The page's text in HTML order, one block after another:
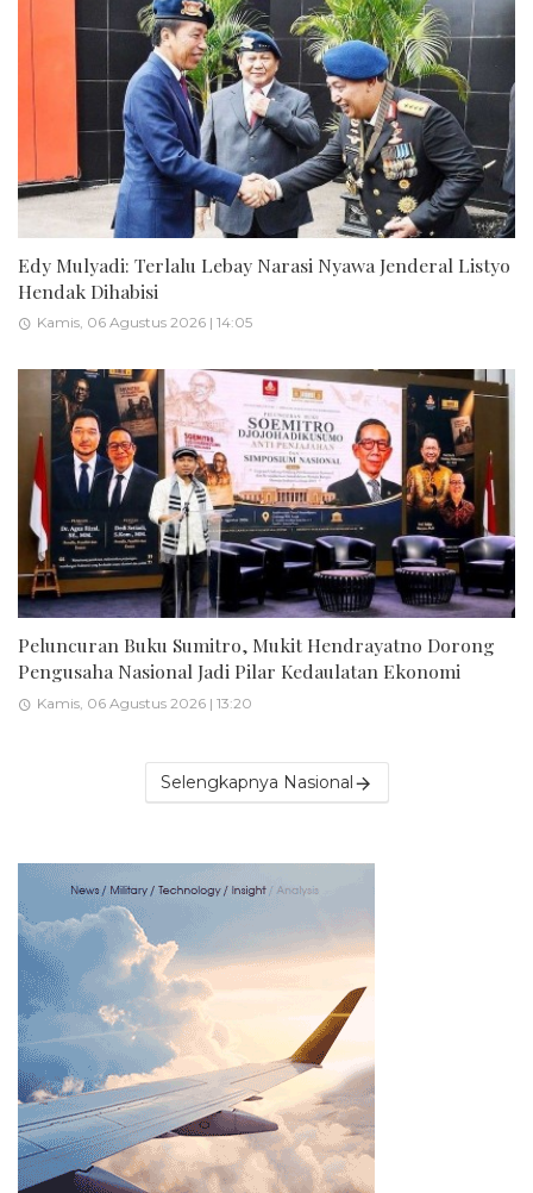
Edy Mulyadi: Terlalu Lebay Narasi Nyawa Jenderal Listyo
Hendak Dihabisi
Kamis, 06 Agustus 2026 | 14:05
Peluncuran Buku Sumitro, Mukit Hendrayatno Dorong
Pengusaha Nasional Jadi Pilar Kedaulatan Ekonomi
Kamis, 06 Agustus 2026 | 13:20
Selengkapnya Nasional